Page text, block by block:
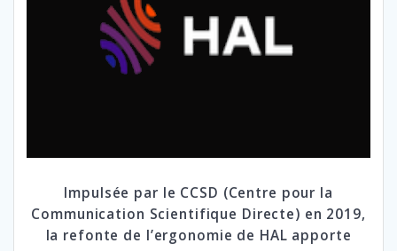
Impulsée par le CCSD (Centre pour la
Communication Scientifique Directe) en 2019,
la refonte de l’ergonomie de HAL apporte